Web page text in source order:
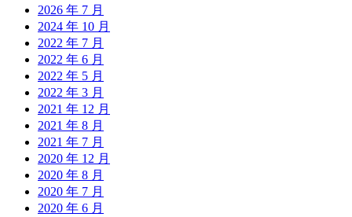
2026 年 7 月
2024 年 10 月
2022 年 7 月
2022 年 6 月
2022 年 5 月
2022 年 3 月
2021 年 12 月
2021 年 8 月
2021 年 7 月
2020 年 12 月
2020 年 8 月
2020 年 7 月
2020 年 6 月